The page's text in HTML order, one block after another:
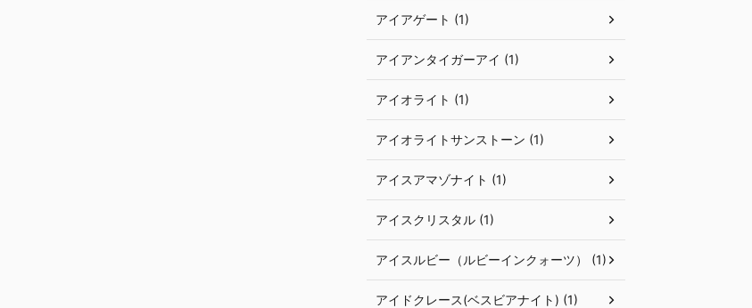
アイアゲート (1)
アイアンタイガーアイ (1)
アイオライト (1)
アイオライトサンストーン (1)
アイスアマゾナイト (1)
アイスクリスタル (1)
アイスルビー（ルビーインクォーツ） (1)
アイドクレース(ベスビアナイト) (1)